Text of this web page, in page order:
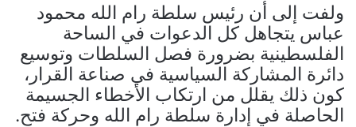
ولفت إلى أن رئيس سلطة رام الله محمود
عباس يتجاهل كل الدعوات في الساحة
الفلسطينية بضرورة فصل السلطات وتوسيع
دائرة المشاركة السياسية في صناعة القرار،
كون ذلك يقلل من ارتكاب الأخطاء الجسيمة
الحاصلة في إدارة سلطة رام الله وحركة فتح.